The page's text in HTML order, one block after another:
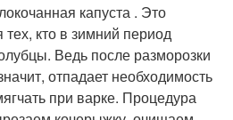
капуста . Это
кто в зимний период
Ведь после разморозки
отпадает необходимость
при варке. Процедура